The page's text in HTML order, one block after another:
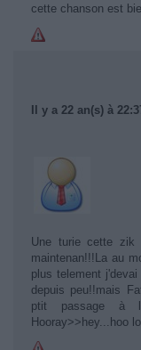
cette chanson est
Il y a 22 an(s) à
Une turie cette zik
maintenan!!!La au
plus telement
depuis peu!!mais
ptit passage à
Hooray>>hey...hoo